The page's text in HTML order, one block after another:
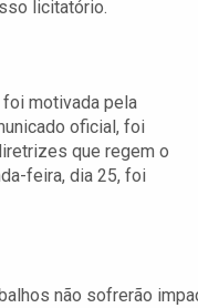
licitatório.
motivada pela
oficial, foi
que regem o
feira, dia 25, foi
não sofrerão